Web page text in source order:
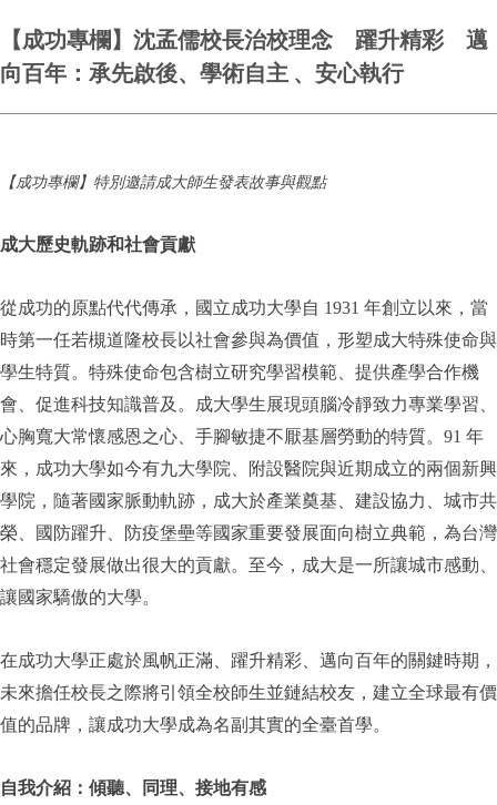
【成功專欄】沈孟儒校長治校理念 躍升精彩 邁
向百年：承先啟後、學術自主 、安心執行
【成功專欄】特別邀請成大師生發表故事與觀點
成大歷史軌跡和社會貢獻
從成功的原點代代傳承，國立成功大學自 1931 年創立以來，當
時第一任若槻道隆校長以社會參與為價值，形塑成大特殊使命與
學生特質。特殊使命包含樹立研究學習模範、提供產學合作機
會、促進科技知識普及。成大學生展現頭腦冷靜致力專業學習、
心胸寬大常懷感恩之心、手腳敏捷不厭基層勞動的特質。91 年
來，成功大學如今有九大學院、附設醫院與近期成立的兩個新興
學院，隨著國家脈動軌跡，成大於產業奠基、建設協力、城市共
榮、國防躍升、防疫堡壘等國家重要發展面向樹立典範，為台灣
社會穩定發展做出很大的貢獻。至今，成大是一所讓城市感動、
讓國家驕傲的大學。
在成功大學正處於風帆正滿、躍升精彩、邁向百年的關鍵時期，
未來擔任校長之際將引領全校師生並鏈結校友，建立全球最有價
值的品牌，讓成功大學成為名副其實的全臺首學。
自我介紹：傾聽、同理、接地有感